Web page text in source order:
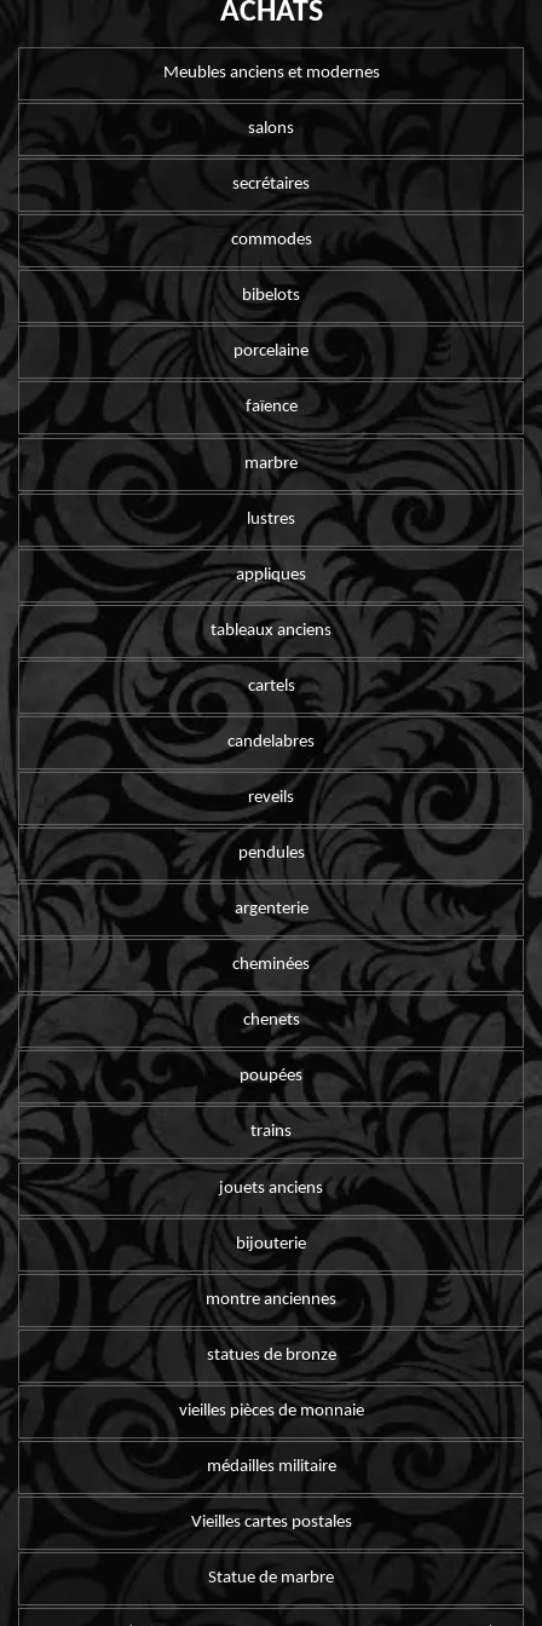
ACHATS
Meubles anciens et modernes
salons
secrétaires
commodes
bibelots
porcelaine
faïence
marbre
lustres
appliques
tableaux anciens
cartels
candelabres
reveils
pendules
argenterie
cheminées
chenets
poupées
trains
jouets anciens
bijouterie
montre anciennes
statues de bronze
vieilles pièces de monnaie
médailles militaire
Vieilles cartes postales
Statue de marbre